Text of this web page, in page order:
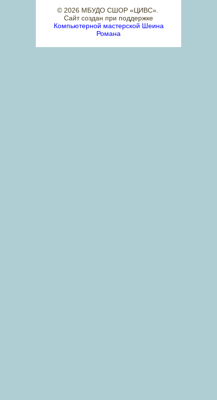
© 2026 МБУДО СШОР «ЦИВС».
Сайт создан при поддержке
Компьютерной мастерской Шеина
Романа